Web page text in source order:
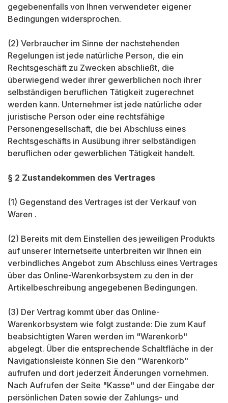
gegebenenfalls von Ihnen verwendeter eigener
Bedingungen widersprochen.
(2) Verbraucher im Sinne der nachstehenden
Regelungen ist jede natürliche Person, die ein
Rechtsgeschäft zu Zwecken abschließt, die
überwiegend weder ihrer gewerblichen noch ihrer
selbständigen beruflichen Tätigkeit zugerechnet
werden kann. Unternehmer ist jede natürliche oder
juristische Person oder eine rechtsfähige
Personengesellschaft, die bei Abschluss eines
Rechtsgeschäfts in Ausübung ihrer selbständigen
beruflichen oder gewerblichen Tätigkeit handelt.
§ 2 Zustandekommen des Vertrages
(1) Gegenstand des Vertrages ist der Verkauf von
Waren .
(2) Bereits mit dem Einstellen des jeweiligen Produkts
auf unserer Internetseite unterbreiten wir Ihnen ein
verbindliches Angebot zum Abschluss eines Vertrages
über das Online-Warenkorbsystem zu den in der
Artikelbeschreibung angegebenen Bedingungen.
(3) Der Vertrag kommt über das Online-
Warenkorbsystem wie folgt zustande: Die zum Kauf
beabsichtigten Waren werden im "Warenkorb"
abgelegt. Über die entsprechende Schaltfläche in der
Navigationsleiste können Sie den "Warenkorb"
aufrufen und dort jederzeit Änderungen vornehmen.
Nach Aufrufen der Seite "Kasse" und der Eingabe der
persönlichen Daten sowie der Zahlungs- und